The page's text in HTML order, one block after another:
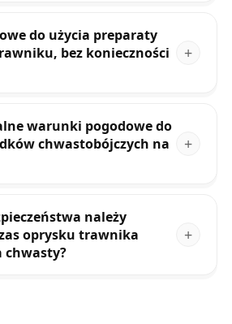
do użycia preparaty
bez konieczności
warunki pogodowe do
chwastobójczych na
należy
oprysku trawnika
chwasty?